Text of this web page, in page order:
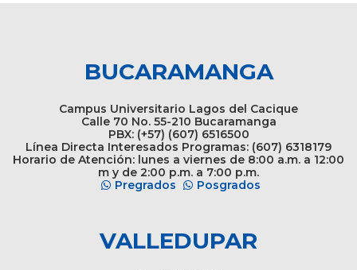
BUCARAMANGA
Campus Universitario Lagos del Cacique
Calle 70 No. 55-210 Bucaramanga
PBX: (+57) (607) 6516500
Línea Directa Interesados Programas: (607) 6318179
Horario de Atención: lunes a viernes de 8:00 a.m. a 12:00
m y de 2:00 p.m. a 7:00 p.m.
Pregrados
Posgrados
VALLEDUPAR